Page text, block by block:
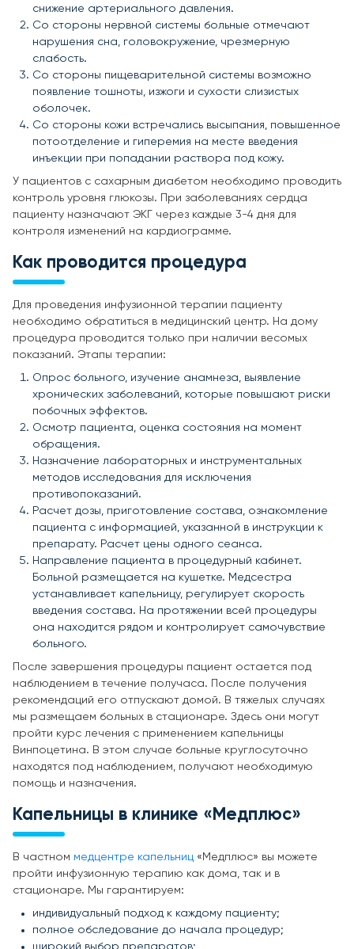
снижение артериального давления.
Со стороны нервной системы больные отмечают
нарушения сна, головокружение, чрезмерную
слабость.
Со стороны пищеварительной системы возможно
появление тошноты, изжоги и сухости слизистых
оболочек.
Со стороны кожи встречались высыпания, повышенное
потоотделение и гиперемия на месте введения
инъекции при попадании раствора под кожу.
У пациентов с сахарным диабетом необходимо проводить
контроль уровня глюкозы. При заболеваниях сердца
пациенту назначают ЭКГ через каждые 3-4 дня для
контроля изменений на кардиограмме.
Как проводится процедура
Для проведения инфузионной терапии пациенту
необходимо обратиться в медицинский центр. На дому
процедура проводится только при наличии весомых
показаний. Этапы терапии:
Опрос больного, изучение анамнеза, выявление
хронических заболеваний, которые повышают риски
побочных эффектов.
Осмотр пациента, оценка состояния на момент
обращения.
Назначение лабораторных и инструментальных
методов исследования для исключения
противопоказаний.
Расчет дозы, приготовление состава, ознакомление
пациента с информацией, указанной в инструкции к
препарату. Расчет цены одного сеанса.
Направление пациента в процедурный кабинет.
Больной размещается на кушетке. Медсестра
устанавливает капельницу, регулирует скорость
введения состава. На протяжении всей процедуры
она находится рядом и контролирует самочувствие
больного.
После завершения процедуры пациент остается под
наблюдением в течение получаса. После получения
рекомендаций его отпускают домой. В тяжелых случаях
мы размещаем больных в стационаре. Здесь они могут
пройти курс лечения с применением капельницы
Винпоцетина. В этом случае больные круглосуточно
находятся под наблюдением, получают необходимую
помощь и назначения.
Капельницы в клинике «Медплюс»
В частном медцентре капельниц «Медплюс» вы можете
пройти инфузионную терапию как дома, так и в
стационаре. Мы гарантируем:
индивидуальный подход к каждому пациенту;
полное обследование до начала процедур;
широкий выбор препаратов;